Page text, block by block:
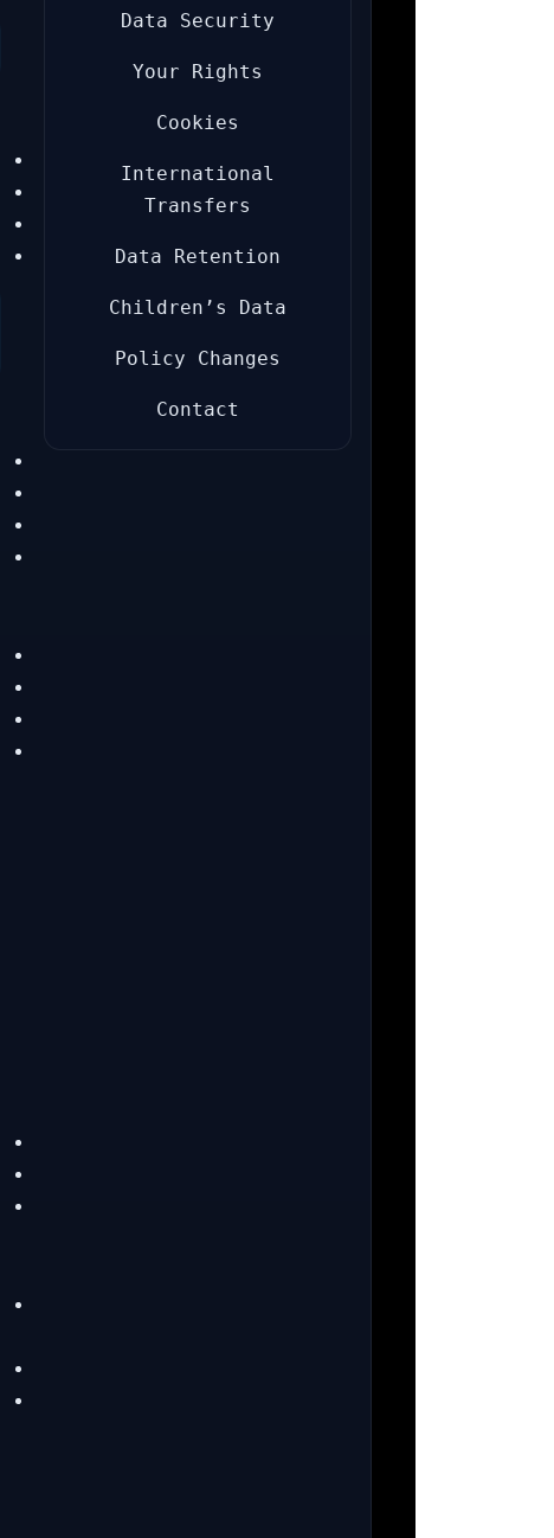
Data Security
Your Rights
Cookies
International
Transfers
Data Retention
Children’s Data
Policy Changes
Contact